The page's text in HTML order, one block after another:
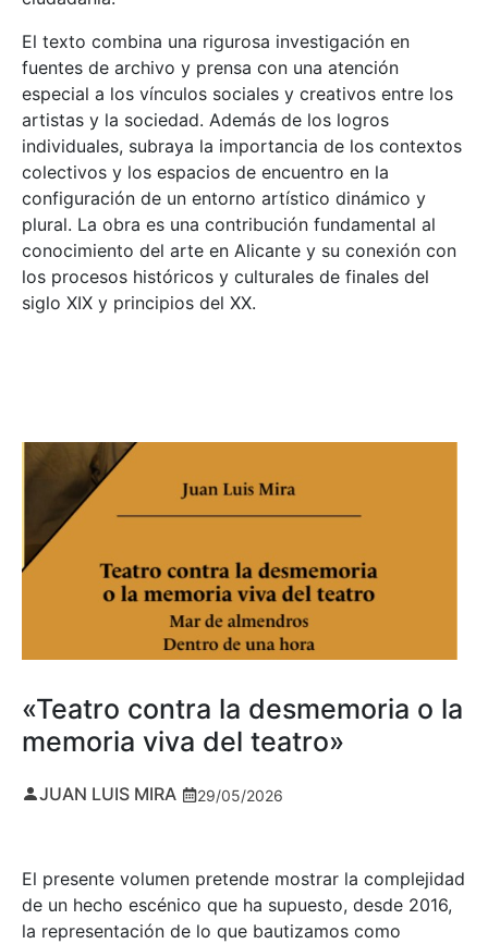
El texto combina una rigurosa investigación en
fuentes de archivo y prensa con una atención
especial a los vínculos sociales y creativos entre los
artistas y la sociedad. Además de los logros
individuales, subraya la importancia de los contextos
colectivos y los espacios de encuentro en la
configuración de un entorno artístico dinámico y
plural. La obra es una contribución fundamental al
conocimiento del arte en Alicante y su conexión con
los procesos históricos y culturales de finales del
siglo XIX y principios del XX.
«Teatro contra la desmemoria o la
memoria viva del teatro»
JUAN LUIS MIRA 29/05/2026
El presente volumen pretende mostrar la complejidad
de un hecho escénico que ha supuesto, desde 2016,
la representación de lo que bautizamos como